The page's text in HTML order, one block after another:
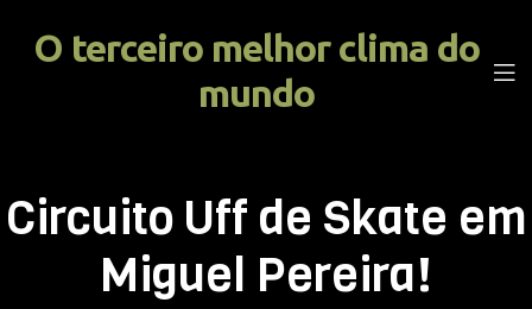
O terceiro melhor clima do
mundo
Circuito Uff de Skate em
Miguel Pereira!